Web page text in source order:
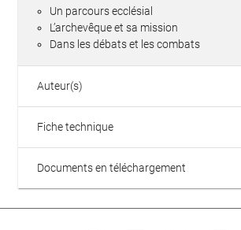
Un parcours ecclésial
L’archevêque et sa mission
Dans les débats et les combats
Auteur(s)
Fiche technique
Documents en téléchargement